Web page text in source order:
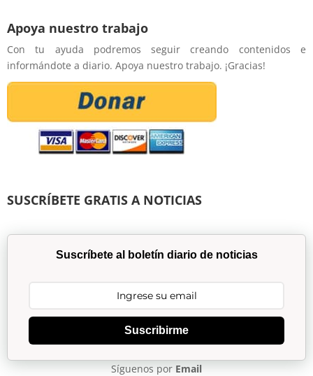
Apoya nuestro trabajo
Con tu ayuda podremos seguir creando contenidos e
informándote a diario. Apoya nuestro trabajo. ¡Gracias!
SUSCRÍBETE GRATIS A NOTICIAS
Suscríbete al boletín diario de noticias
Suscribirme
Síguenos por Email